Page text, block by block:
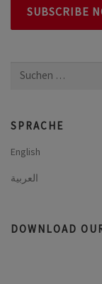
Suchen
SPRACHE
English
العربية
DOWNLOAD